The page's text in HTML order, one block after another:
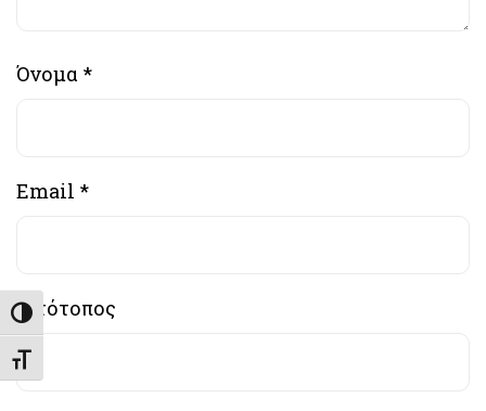
Εναλλαγή Υψηλής Αντίθεσης
Εναλλαγή Μεγέθους Γραμμάτων
Όνομα *
Email *
Ιστότοπος